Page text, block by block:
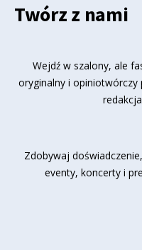
Twórz z nami
Wejdź w szalony, ale
oryginalny i opiniotwórczy
Zdobywaj
eventy, koncerty i